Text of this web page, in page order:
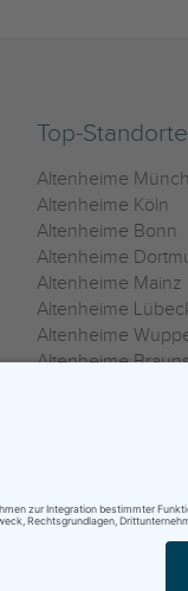
Top-
Altenheime
Altenheime Köln
Altenheime Bonn
Altenheime
Altenheime Mainz
Altenheime
Altenheime
Altenheime